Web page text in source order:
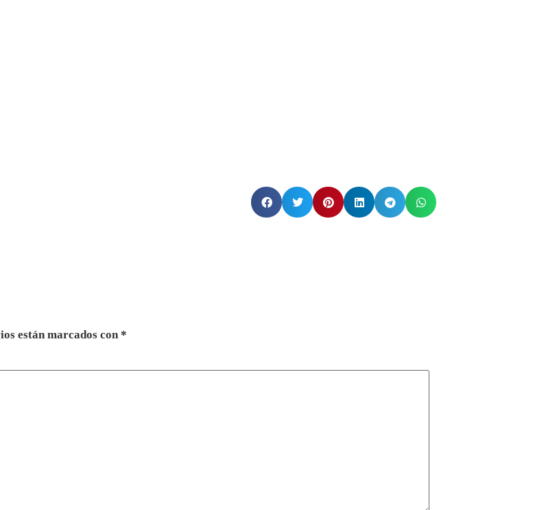
están marcados con*